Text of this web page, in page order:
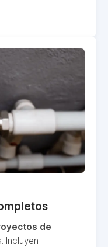
de
Incluyen